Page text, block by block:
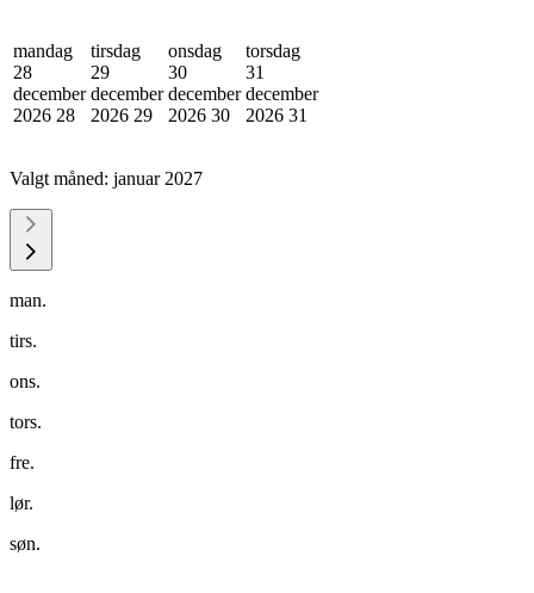
mandag
28
december
2026 28
tirsdag
29
december
2026 29
onsdag
30
december
2026 30
torsdag
31
december
2026 31
Valgt måned: januar 2027
man.
tirs.
ons.
tors.
fre.
lør.
søn.